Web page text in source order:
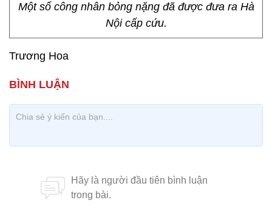
Một số công nhân bỏng nặng đã được đưa ra Hà
Nội cấp cứu.
Trương Hoa